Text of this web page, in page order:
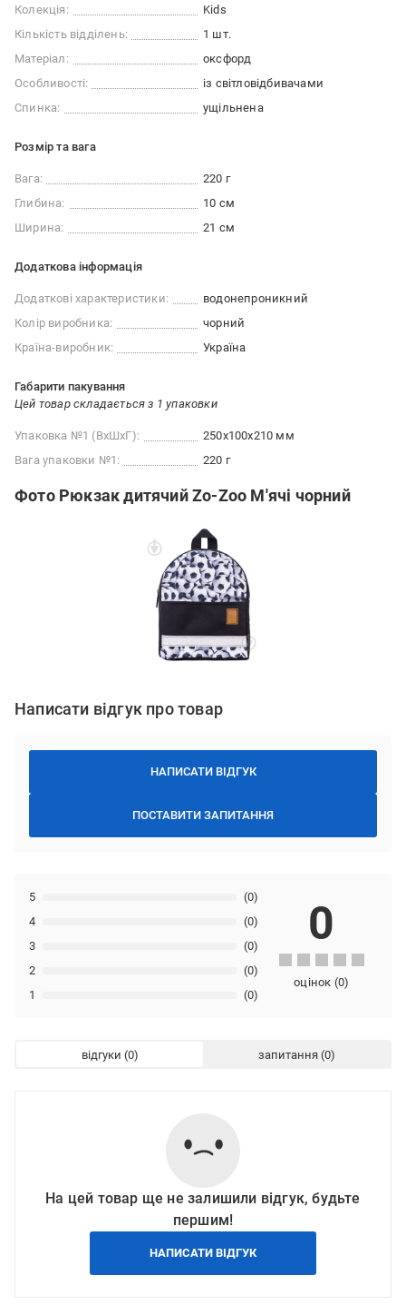
Колекція:
Kids
Кількість відділень:
1 шт.
Матеріал:
оксфорд
Особливості:
із світловідбивачами
Спинка:
ущільнена
Розмір та вага
Вага:
220 г
Глибина:
10 см
Ширина:
21 см
Додаткова інформація
Додаткові характеристики:
водонепроникний
Колір виробника:
чорний
Країна-виробник:
Україна
Габарити пакування
Цей товар складається з 1 упаковки
Упаковка №1 (ВхШхГ):
250x100x210 мм
Вага упаковки №1:
220 г
Фото Рюкзак дитячий Zo-Zoo М'ячі чорний
Написати відгук про товар
НАПИСАТИ ВІДГУК
ПОСТАВИТИ ЗАПИТАННЯ
1 (0)
2 (0)
3 (0)
4 (0)
5 (0)
0
оцінок (0)
відгуки запитання
На цей товар ще не залишили відгук, будьте
першим!
НАПИСАТИ ВІДГУК